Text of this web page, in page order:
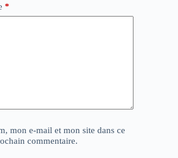
*
mon e-mail et mon site dans ce
commentaire.